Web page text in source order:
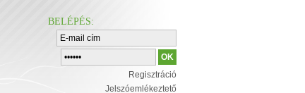
BELÉPÉS:
Regisztráció
Jelszóemlékeztető